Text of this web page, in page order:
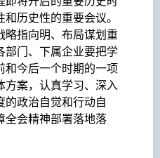
历史性的重要会议。
略指向明、布局谋划重
部门、下属企业要把学
和今后一个时期的一项
方案，认真学习、深入
的政治自觉和行动自
全会精神部署落地落